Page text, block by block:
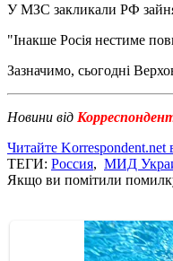
У МЗС закликали РФ
"Інакше Росія нестиме
Зазначимо, сьогодні
Новини від
Читайте Korrespondent.net
ТЕГИ: Россия, МИД
Якщо ви помітили